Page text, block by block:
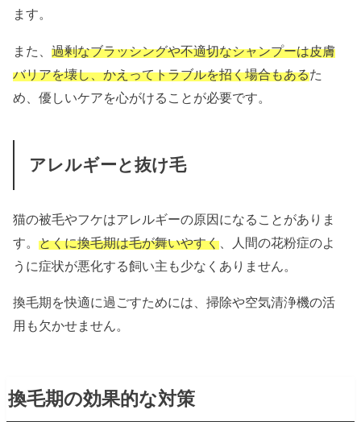
ます。
また、過剰なブラッシングや不適切なシャンプーは皮膚
バリアを壊し、かえってトラブルを招く場合もあるた
め、優しいケアを心がけることが必要です。
アレルギーと抜け毛
猫の被毛やフケはアレルギーの原因になることがありま
す。とくに換毛期は毛が舞いやすく 、人間の花粉症のよ
うに症状が悪化する飼い主も少なくありません。
換毛期を快適に過ごすためには、掃除や空気清浄機の活
用も欠かせません。
換毛期の効果的な対策